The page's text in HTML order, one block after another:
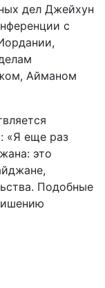
дел Джейхун
с
Айманом
«Я еще раз
это
Подобные